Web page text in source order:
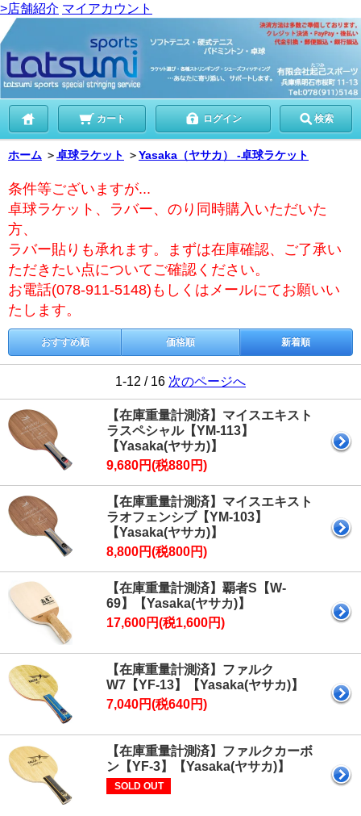
>店舗紹介 マイアカウント
カート ログイン 検索
ホーム ＞卓球ラケット ＞Yasaka（ヤサカ） -卓球ラケット
条件等ございますが...
卓球ラケット、ラバー、のり同時購入いただいた
方、
ラバー貼りも承れます。まずは在庫確認、ご了承い
ただきたい点についてご確認ください。
お電話(078-911-5148)もしくはメールにてお願いい
たします。
おすすめ順 価格順 新着順
1-12 / 16 次のページへ
【在庫重量計測済】マイスエキスト
ラスペシャル【YM-113】
【Yasaka(ヤサカ)】
9,680円(税880円)
【在庫重量計測済】マイスエキスト
ラオフェンシブ【YM-103】
【Yasaka(ヤサカ)】
8,800円(税800円)
【在庫重量計測済】覇者S【W-
69】【Yasaka(ヤサカ)】
17,600円(税1,600円)
【在庫重量計測済】ファルク
W7【YF-13】【Yasaka(ヤサカ)】
7,040円(税640円)
【在庫重量計測済】ファルクカーボ
ン【YF-3】【Yasaka(ヤサカ)】
SOLD OUT